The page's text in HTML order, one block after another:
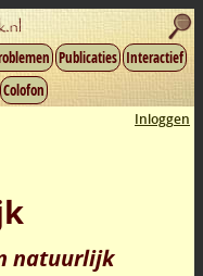
Publicaties Interactief
Colofon
Inloggen
natuurlijk